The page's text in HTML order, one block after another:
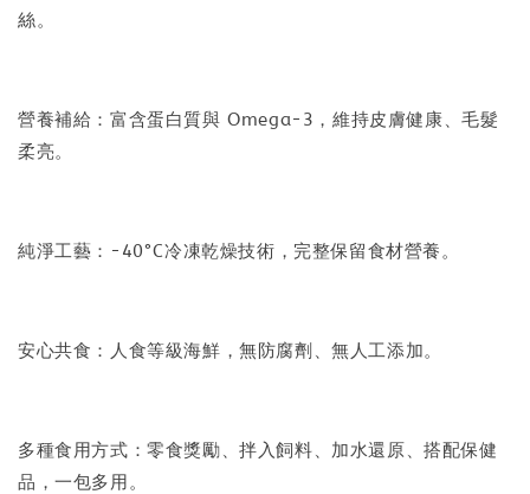
絲。
營養補給：富含蛋白質與 Omega-3，維持皮膚健康、毛髮
柔亮。
純淨工藝：-40°C冷凍乾燥技術，完整保留食材營養。
安心共食：人食等級海鮮，無防腐劑、無人工添加。
多種食用方式：零食獎勵、拌入飼料、加水還原、搭配保健
品，一包多用。